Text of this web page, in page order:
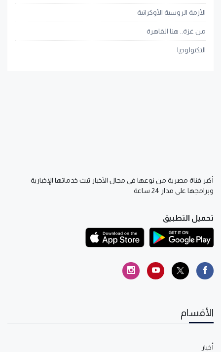
الأزمة الروسية الأوكرانية
من غزة.. هنا القاهرة
التكنولوجيا
أكبر قناة مصرية من نوعها في مجال الأخبار تبث خدماتها الإخبارية
وبرامجها على مدار 24 ساعة
تحميل التطبيق
الأقسام
أخبار